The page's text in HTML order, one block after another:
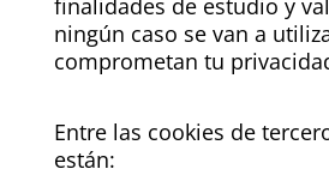
finalidades de estudio y
ningún caso se van a
comprometan tu
Entre las cookies de
están: